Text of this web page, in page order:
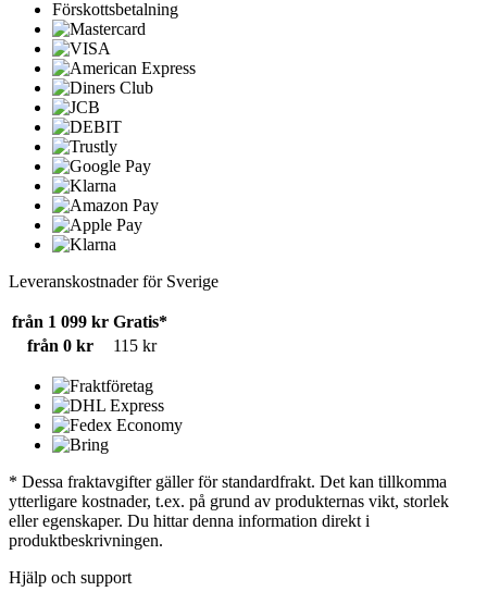
Förskottsbetalning
Leveranskostnader för Sverige
från 1 099 kr Gratis*
från 0 kr
115 kr
* Dessa fraktavgifter gäller för standardfrakt. Det kan tillkomma
ytterligare kostnader, t.ex. på grund av produkternas vikt, storlek
eller egenskaper. Du hittar denna information direkt i
produktbeskrivningen.
Hjälp och support